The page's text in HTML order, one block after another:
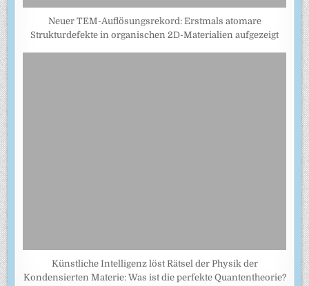
Neuer TEM-Auflösungsrekord: Erstmals atomare
Strukturdefekte in organischen 2D-Materialien aufgezeigt
Künstliche Intelligenz löst Rätsel der Physik der
Kondensierten Materie: Was ist die perfekte Quantentheorie?